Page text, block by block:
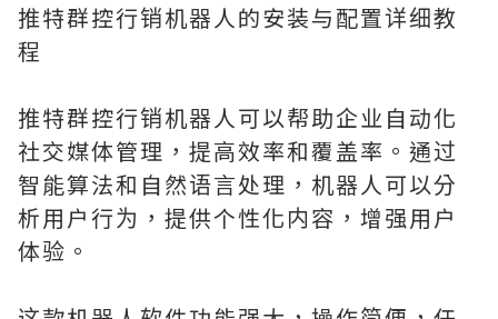
推特群控行销机器人的安装与配置详细教
程
推特群控行销机器人可以帮助企业自动化
社交媒体管理，提高效率和覆盖率。通过
智能算法和自然语言处理，机器人可以分
析用户行为，提供个性化内容，增强用户
体验。